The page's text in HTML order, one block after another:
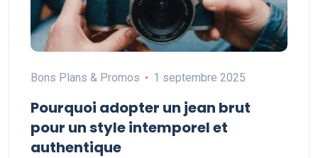
Bons Plans & Promos 1 septembre 2025
Pourquoi adopter un jean brut
pour un style intemporel et
authentique